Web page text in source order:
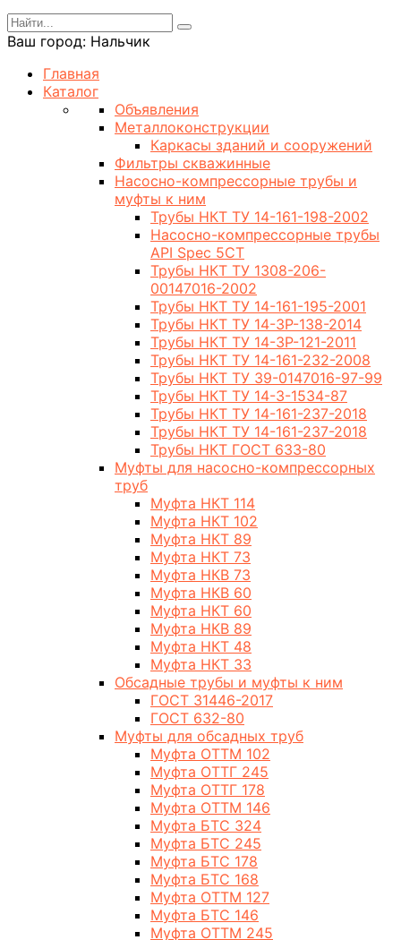
Ваш город: Нальчик
Главная
Каталог
Объявления
Металлоконструкции
Каркасы зданий и сооружений
Фильтры скважинные
Насосно-компрессорные трубы и
муфты к ним
Трубы НКТ ТУ 14-161-198-2002
Насосно-компрессорные трубы
API Spec 5CT
Трубы НКТ ТУ 1308-206-
00147016-2002
Трубы НКТ ТУ 14-161-195-2001
Трубы НКТ ТУ 14-3Р-138-2014
Трубы НКТ ТУ 14-3Р-121-2011
Трубы НКТ ТУ 14-161-232-2008
Трубы НКТ ТУ 39-0147016-97-99
Трубы НКТ ТУ 14-3-1534-87
Трубы НКТ ТУ 14-161-237-2018
Трубы НКТ ТУ 14-161-237-2018
Трубы НКТ ГОСТ 633-80
Муфты для насосно-компрессорных
труб
Муфта НКТ 114
Муфта НКТ 102
Муфта НКТ 89
Муфта НКТ 73
Муфта НКВ 73
Муфта НКВ 60
Муфта НКТ 60
Муфта НКВ 89
Муфта НКТ 48
Муфта НКТ 33
Обсадные трубы и муфты к ним
ГОСТ 31446-2017
ГОСТ 632-80
Муфты для обсадных труб
Муфта ОТТМ 102
Муфта ОТТГ 245
Муфта ОТТГ 178
Муфта ОТТМ 146
Муфта БТС 324
Муфта БТС 245
Муфта БТС 178
Муфта БТС 168
Муфта ОТТМ 127
Муфта БТС 146
Муфта ОТТМ 245